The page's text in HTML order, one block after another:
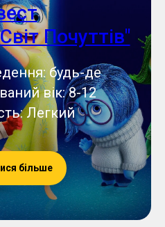
Почуттів"
будь-де
вік: 8-12
Легкий
більше